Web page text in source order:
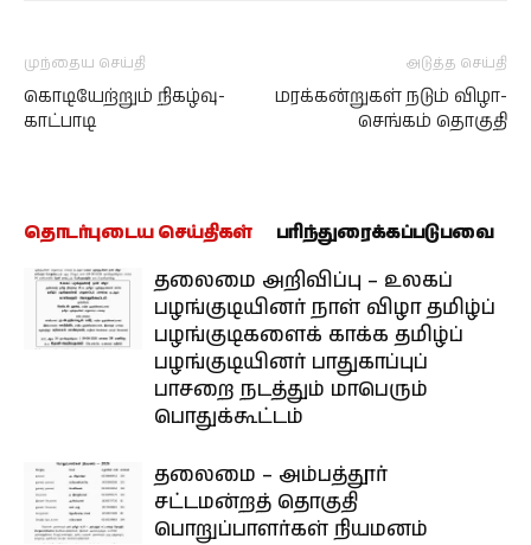
முந்தைய செய்தி
கொடியேற்றும் நிகழ்வு-
காட்பாடி
அடுத்த செய்தி
மரக்கன்றுகள் நடும் விழா-
செங்கம் தொகுதி
தொடர்புடைய செய்திகள் பரிந்துரைக்கப்படுபவை
தலைமை அறிவிப்பு – உலகப்
பழங்குடியினர் நாள் விழா தமிழ்ப்
பழங்குடிகளைக் காக்க தமிழ்ப்
பழங்குடியினர் பாதுகாப்புப்
பாசறை நடத்தும் மாபெரும்
பொதுக்கூட்டம்
தலைமை – அம்பத்தூர்
சட்டமன்றத் தொகுதி
பொறுப்பாளர்கள் நியமனம்